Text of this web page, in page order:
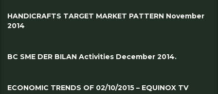
HANDICRAFTS TARGET MARKET PATTERN November
2014
BC SME DER BILAN Activities December 2014.
ECONOMIC TRENDS OF 02/10/2015 – EQUINOX TV